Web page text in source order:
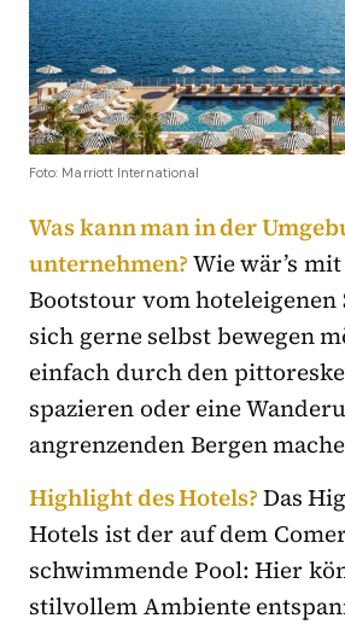
Foto: Marriott International
Was kann man in der
unternehmen?Wie wär’s
Bootstour vom hoteleigenen
sich gerne selbst bewegen
einfach durch den
spazieren oder eine
angrenzenden Bergen
Highlight des Hotels?Das
Hotels ist der auf dem
schwimmende Pool: Hier
stilvollem Ambiente